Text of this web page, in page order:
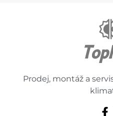
Prodej, montáž a